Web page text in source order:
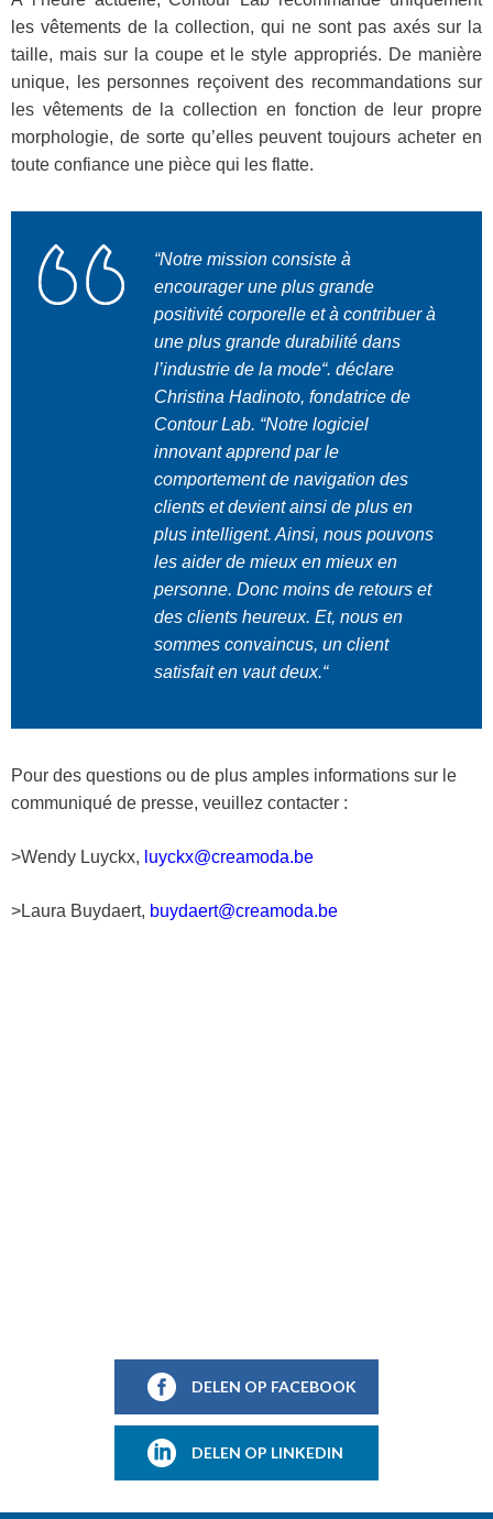
les vêtements de la collection, qui ne sont pas axés sur la
taille, mais sur la coupe et le style appropriés. De manière
unique, les personnes reçoivent des recommandations sur
les vêtements de la collection en fonction de leur propre
morphologie, de sorte qu’elles peuvent toujours acheter en
toute confiance une pièce qui les flatte.
“Notre mission consiste à
encourager une plus grande
positivité corporelle et à contribuer à
une plus grande durabilité dans
l’industrie de la mode“. déclare
Christina Hadinoto, fondatrice de
Contour Lab. “Notre logiciel
innovant apprend par le
comportement de navigation des
clients et devient ainsi de plus en
plus intelligent. Ainsi, nous pouvons
les aider de mieux en mieux en
personne. Donc moins de retours et
des clients heureux. Et, nous en
sommes convaincus, un client
satisfait en vaut deux.“
Pour des questions ou de plus amples informations sur le
communiqué de presse, veuillez contacter :
>Wendy Luyckx, luyckx@creamoda.be
>Laura Buydaert, buydaert@creamoda.be
DELEN OP FACEBOOK
DELEN OP LINKEDIN